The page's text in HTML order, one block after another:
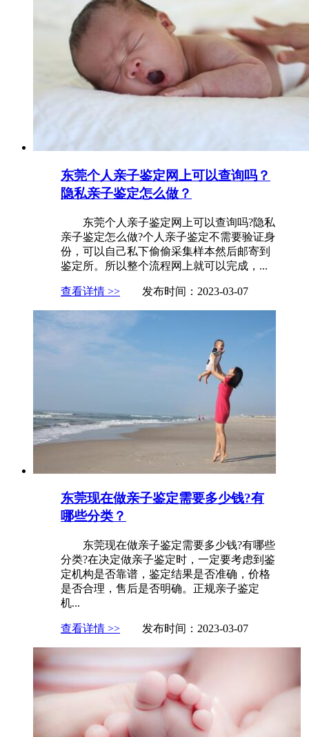
东莞个人亲子鉴定网上可以查询吗？
隐私亲子鉴定怎么做？
东莞个人亲子鉴定网上可以查询吗?隐私
亲子鉴定怎么做?个人亲子鉴定不需要验证身
份，可以自己私下偷偷采集样本然后邮寄到
鉴定所。所以整个流程网上就可以完成，...
查看详情 >> 发布时间：2023-03-07
东莞现在做亲子鉴定需要多少钱?有
哪些分类？
东莞现在做亲子鉴定需要多少钱?有哪些
分类?在决定做亲子鉴定时，一定要考虑到鉴
定机构是否靠谱，鉴定结果是否准确，价格
是否合理，售后是否明确。正规亲子鉴定
机...
查看详情 >> 发布时间：2023-03-07